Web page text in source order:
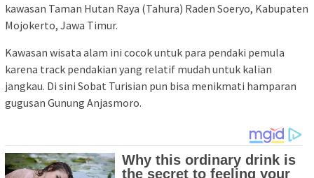
kawasan Taman Hutan Raya (Tahura) Raden Soeryo, Kabupaten
Mojokerto, Jawa Timur.
Kawasan wisata alam ini cocok untuk para pendaki pemula
karena track pendakian yang relatif mudah untuk kalian
jangkau. Di sini Sobat Turisian pun bisa menikmati hamparan
gugusan Gunung Anjasmoro.